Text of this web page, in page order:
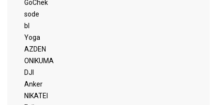
GoChek
sode
bl
Yoga
AZDEN
ONIKUMA
DJI
Anker
NIKATEI